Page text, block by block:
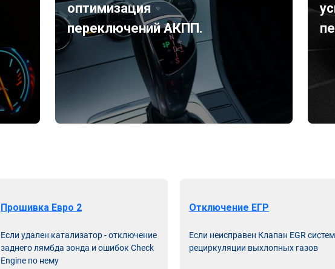
оптимизация
переключений АКПП.
Прошивка Евро 2
Если удален катализатор - отключение
заднего лямбда зонда и ошибок Check
Engine по нему
Отключение ЕГР
Если неисправен Клапан EGR
рециркуляции выхлопных газов